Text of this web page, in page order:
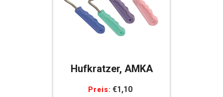
Hufkratzer, AMKA
Preis: €1,10